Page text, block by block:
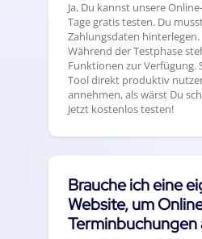
Ja, Du kannst unsere
Tage gratis testen. Du
Zahlungsdaten hinterlegen.
Während der Testphase
Funktionen zur Verfügung.
Tool direkt produktiv
annehmen, als wärst Du
Jetzt kostenlos testen!
Brauche ich eine
Website, um
Terminbuchungen